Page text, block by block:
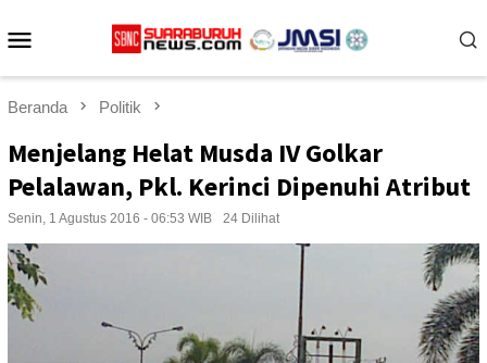
ke
Beranda Politik
Menjelang Helat Musda IV Golkar
Pelalawan, Pkl. Kerinci Dipenuhi Atribut
Senin, 1 Agustus 2016 - 06:53 WIB 24 Dilihat